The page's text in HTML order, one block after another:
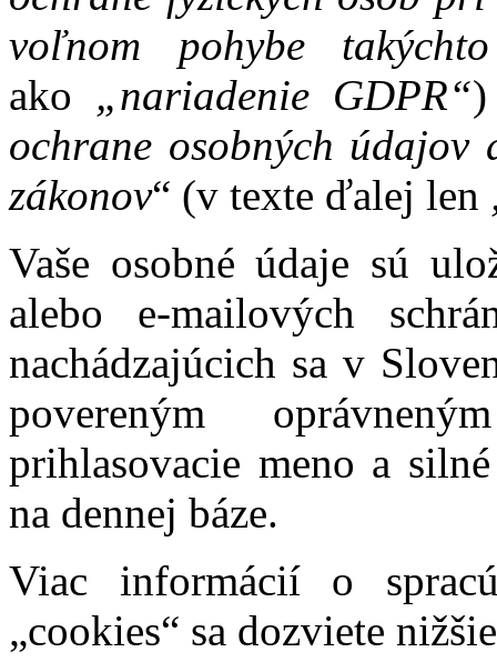
voľnom pohybe
ako „nariadenie GDPR“
ochrane osobných
zákonov“ (v texte ďalej len
Vaše osobné údaje sú
alebo e-mailových
nachádzajúcich sa v
povereným
prihlasovacie meno a
na dennej báze.
Viac informácií o
„cookies“ sa dozviete